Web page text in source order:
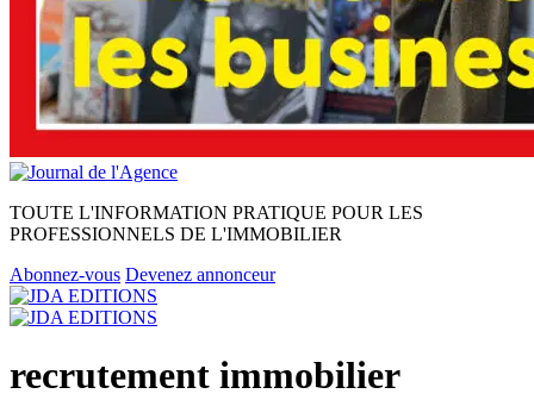
TOUTE L'INFORMATION PRATIQUE POUR LES
PROFESSIONNELS DE L'IMMOBILIER
Abonnez-vous Devenez annonceur
recrutement immobilier